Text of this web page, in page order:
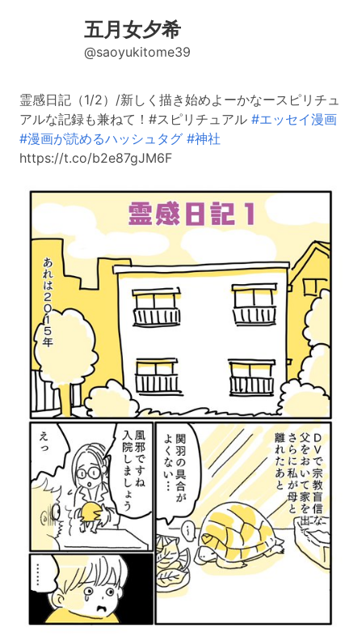
五月女夕希
@saoyukitome39
霊感日記（1/2）/新しく描き始めよーかなースピリチュ
アルな記録も兼ねて！#スピリチュアル #エッセイ漫画
#漫画が読めるハッシュタグ #神社
https://t.co/b2e87gJM6F